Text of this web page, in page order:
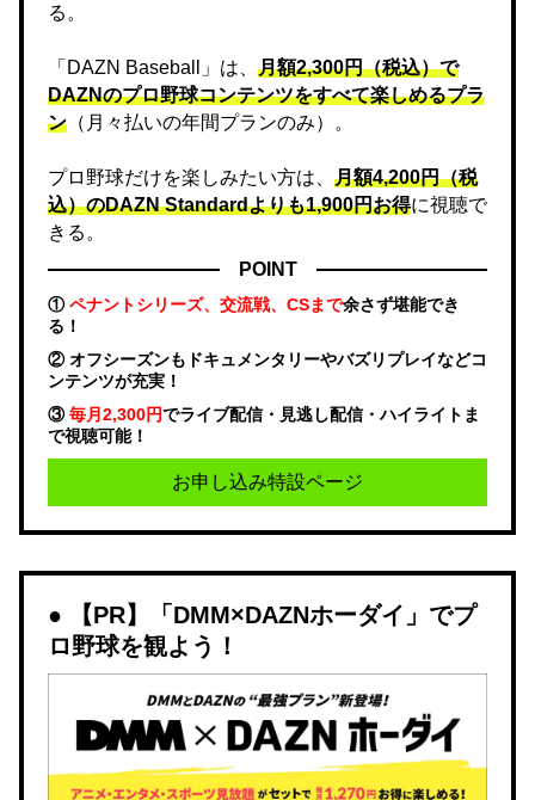
る。
「DAZN Baseball」は、 月額2,300円（税込）で
DAZNのプロ野球コンテンツをすべて楽しめるプラ
ン （月々払いの年間プランのみ）。
プロ野球だけを楽しみたい方は、 月額4,200円（税
込）のDAZN Standard​よりも1,900円お得に視聴で
きる。
POINT
①ペナントシリーズ、交流戦、CSまで余さず堪能でき
る！
② オフシーズンもドキュメンタリーやバズリプレイなどコ
ンテンツが充実！
③毎月2,300円でライブ配信・見逃し配信・ハイライトま
で視聴可能！
お申し込み特設ページ
【PR】「DMM×DAZNホーダイ」でプ
ロ野球を観よう！